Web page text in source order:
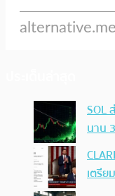
SOL
นาน
เตรี